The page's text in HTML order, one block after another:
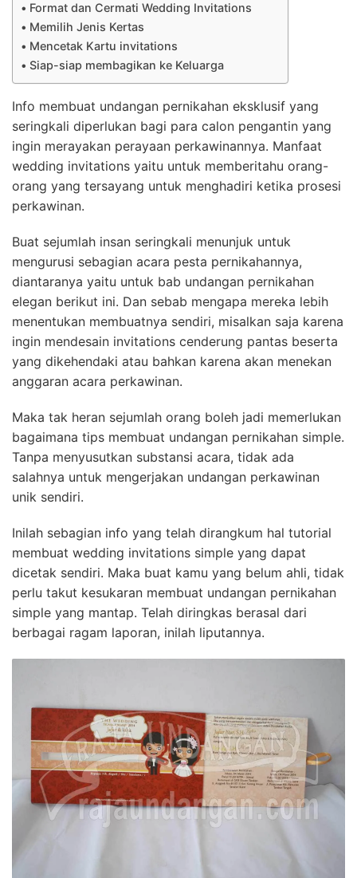
Format dan Cermati Wedding Invitations
Memilih Jenis Kertas
Mencetak Kartu invitations
Siap-siap membagikan ke Keluarga
Info membuat undangan pernikahan eksklusif yang
seringkali diperlukan bagi para calon pengantin yang
ingin merayakan perayaan perkawinannya. Manfaat
wedding invitations yaitu untuk memberitahu orang-
orang yang tersayang untuk menghadiri ketika prosesi
perkawinan.
Buat sejumlah insan seringkali menunjuk untuk
mengurusi sebagian acara pesta pernikahannya,
diantaranya yaitu untuk bab undangan pernikahan
elegan berikut ini. Dan sebab mengapa mereka lebih
menentukan membuatnya sendiri, misalkan saja karena
ingin mendesain invitations cenderung pantas beserta
yang dikehendaki atau bahkan karena akan menekan
anggaran acara perkawinan.
Maka tak heran sejumlah orang boleh jadi memerlukan
bagaimana tips membuat undangan pernikahan simple.
Tanpa menyusutkan substansi acara, tidak ada
salahnya untuk mengerjakan undangan perkawinan
unik sendiri.
Inilah sebagian info yang telah dirangkum hal tutorial
membuat wedding invitations simple yang dapat
dicetak sendiri. Maka buat kamu yang belum ahli, tidak
perlu takut kesukaran membuat undangan pernikahan
simple yang mantap. Telah diringkas berasal dari
berbagai ragam laporan, inilah liputannya.